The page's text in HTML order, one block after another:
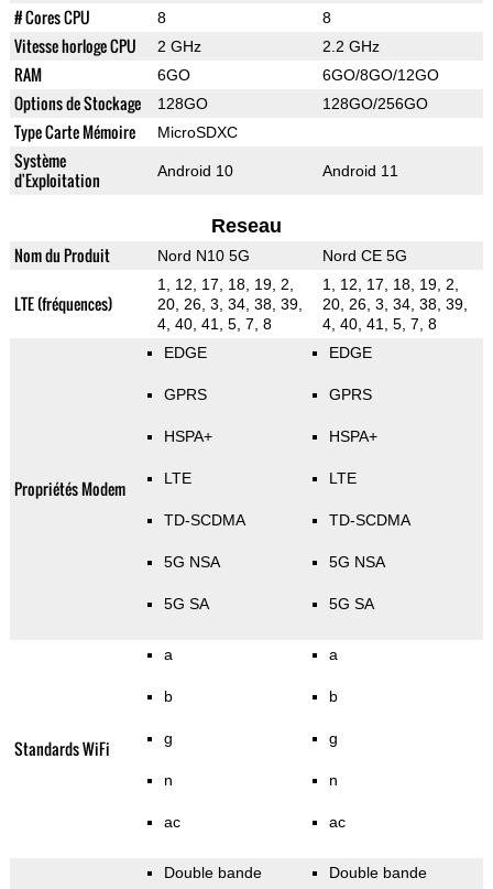
# Cores CPU
8 8
Vitesse horloge CPU 2 GHz 2.2 GHz
RAM 6GO 6GO/8GO/12GO
Options de Stockage 128GO 128GO/256GO
Type Carte Mémoire MicroSDXC
Système
d'Exploitation
Android 10 Android 11
Reseau
Nom du Produit Nord N10 5G Nord CE 5G
LTE (fréquences)
1, 12, 17, 18, 19, 2,
20, 26, 3, 34, 38, 39,
4, 40, 41, 5, 7, 8
1, 12, 17, 18, 19, 2,
20, 26, 3, 34, 38, 39,
4, 40, 41, 5, 7, 8
Propriétés Modem
EDGE
GPRS
HSPA+
LTE
TD-SCDMA
5G NSA
5G SA
EDGE
GPRS
HSPA+
LTE
TD-SCDMA
5G NSA
5G SA
Standards WiFi
a
b
g
n
ac
a
b
g
n
ac
Double bande Double bande